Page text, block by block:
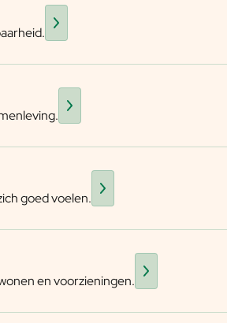
goed voelen.
en voorzieningen.